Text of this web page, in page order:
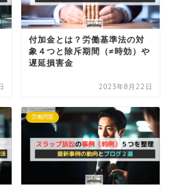
付加金とは？労働基準法の対
象４つと除斥期間（≠時効）や
遅延損害金
2023年8月22日
労働問題